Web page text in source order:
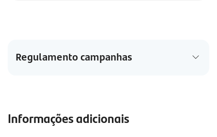
Regulamento campanhas
Informações adicionais